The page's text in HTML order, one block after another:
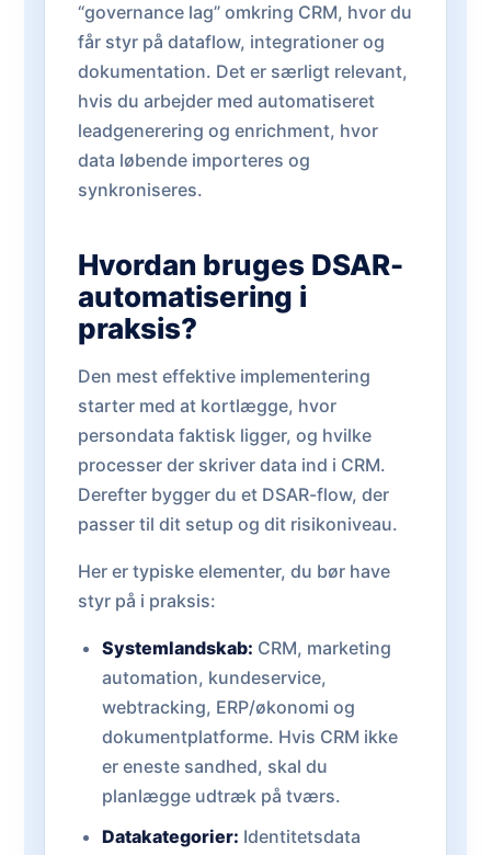
“governance lag” omkring CRM, hvor du
får styr på dataflow, integrationer og
dokumentation. Det er særligt relevant,
hvis du arbejder med automatiseret
leadgenerering og enrichment, hvor
data løbende importeres og
synkroniseres.
Hvordan bruges DSAR-
automatisering i
praksis?
Den mest effektive implementering
starter med at kortlægge, hvor
persondata faktisk ligger, og hvilke
processer der skriver data ind i CRM.
Derefter bygger du et DSAR-flow, der
passer til dit setup og dit risikoniveau.
Her er typiske elementer, du bør have
styr på i praksis:
Systemlandskab: CRM, marketing
automation, kundeservice,
webtracking, ERP/økonomi og
dokumentplatforme. Hvis CRM ikke
er eneste sandhed, skal du
planlægge udtræk på tværs.
Datakategorier: Identitetsdata